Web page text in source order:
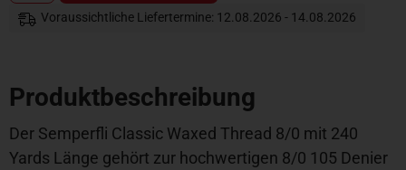
Voraussichtliche Liefertermine: 12.08.2026 - 14.08.2026
Produktbeschreibung
Der Semperfli Classic Waxed Thread 8/0 mit 240
Yards Länge gehört zur hochwertigen 8/0 105 Denier